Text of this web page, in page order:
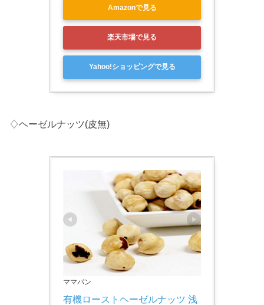
Amazonで見る
楽天市場で見る
Yahoo!ショッピングで見る
♢ヘーゼルナッツ(皮無)
ママパン
有機ローストヘーゼルナッツ 浅